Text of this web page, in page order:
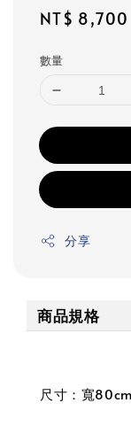
Regular
NT$ 8,700
數量
分享
商品規格
尺寸：寬